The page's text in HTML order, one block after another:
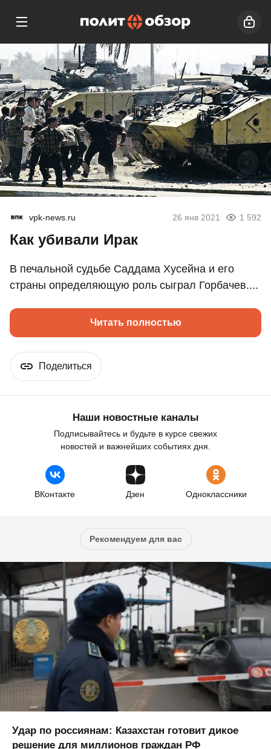
vpk-news.ru 26 янв 2021 1 592
Как убивали Ирак
В печальной судьбе Саддама Хусейна и его
страны определяющую роль сыграл Горбачев....
Читать полностью
Поделиться
Наши новостные каналы
Подписывайтесь и будьте в курсе свежих
новостей и важнейших событиях дня.
ВКонтакте Дзен Одноклассники
Рекомендуем для вас
Удар по россиянам: Казахстан готовит дикое
решение для миллионов граждан РФ